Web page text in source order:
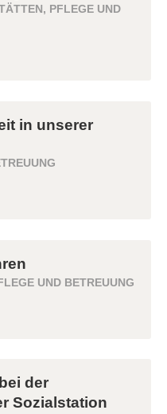
, PFLEGE UND
in unserer
UND BETREUUNG
der
Sozialstation